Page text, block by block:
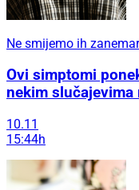
Ne smijemo ih
Ovi simptomi
nekim
10.11
15:44h